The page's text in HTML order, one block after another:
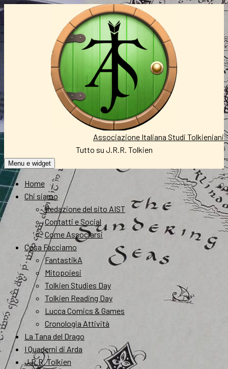
Vai
al
contenuto
Associazione Italiana Studi Tolkieniani
Tutto su J.R.R. Tolkien
Menu e widget
Home
Chi siamo
Redazione del sito AIST
Contatti e Social
Come Associarsi
Cosa Facciamo
FantastikA
Mitopoiesi
Tolkien Studies Day
Tolkien Reading Day
Lucca Comics & Games
Cronologia Attività
La Tana del Drago
I Quaderni di Arda
J.R.R. Tolkien